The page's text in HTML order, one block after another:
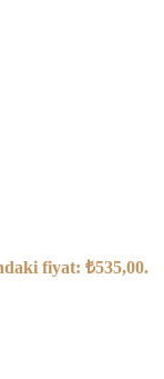
fiyat: ₺535,00.